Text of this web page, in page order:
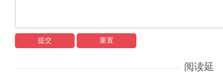
提交 重置
阅读延